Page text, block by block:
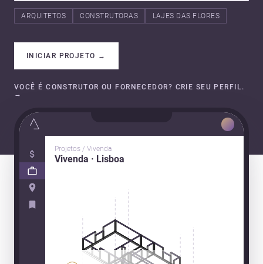
ARQUITETOS CONSTRUTORAS LAJES DAS FLORES
INICIAR PROJETO →
VOCÊ É CONSTRUTOR OU FORNECEDOR? CRIE SEU PERFIL.
→
Projetos / Vivenda
Vivenda · Lisboa